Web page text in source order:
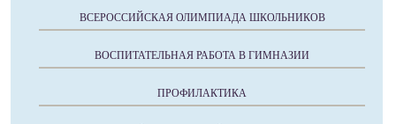
ВСЕРОССИЙСКАЯ ОЛИМПИАДА ШКОЛЬНИКОВ
ВОСПИТАТЕЛЬНАЯ РАБОТА В ГИМНАЗИИ
ПРОФИЛАКТИКА